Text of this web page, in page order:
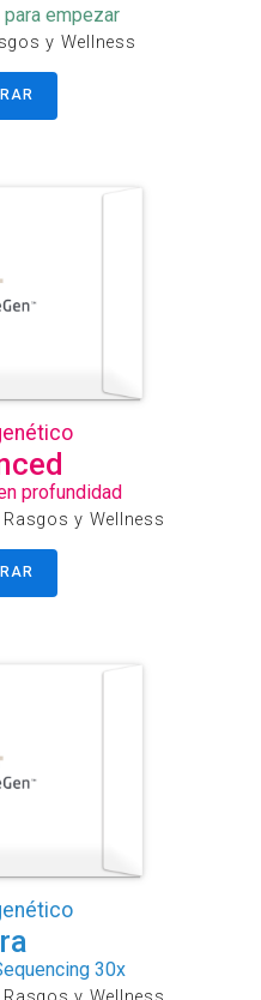
empezar
y Wellness
profundidad
y Wellness
30x